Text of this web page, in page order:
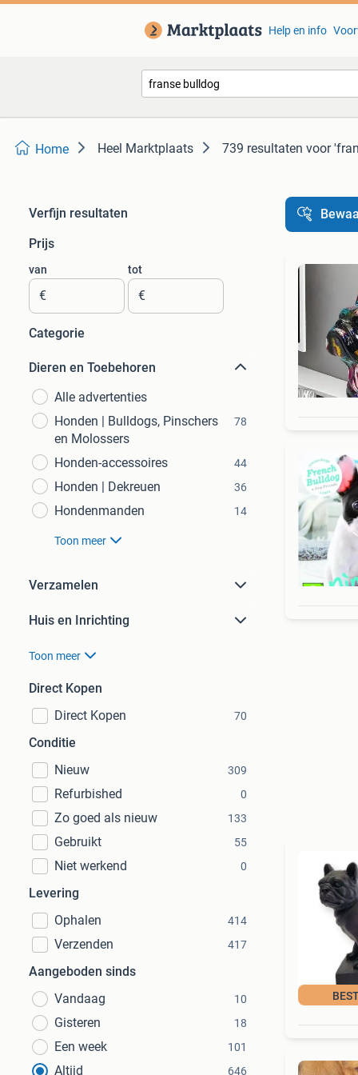
Help en info
Home Heel Marktplaats 739 resultaten voor
Verfijn resultaten
Prijs
van
€
tot
€
Categorie
Dieren en Toebehoren
Alle advertenties
Honden | Bulldogs, Pinschers
en Molossers
78
Honden-accessoires 44
Honden | Dekreuen 36
Hondenmanden 14
Toon meer
Verzamelen
Huis en Inrichting
Toon meer
Direct Kopen
Direct Kopen
70
Conditie
Nieuw
309
Refurbished 0
Zo goed als nieuw 133
Gebruikt 55
Niet werkend 0
Levering
Ophalen
414
Verzenden 417
Aangeboden sinds
Vandaag
10
Gisteren 18
Een week 101
Altijd 646